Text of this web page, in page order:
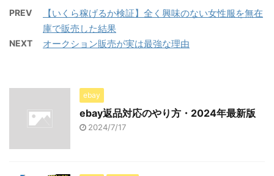
PREV
【いくら稼げるか検証】全く興味のない女性服を無在
庫で販売した結果
NEXT オークション販売が実は最強な理由
ebay
ebay返品対応のやり方・2024年最新版
2024/7/17